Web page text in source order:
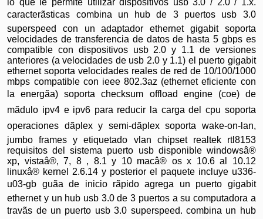
lo que le permite utilizar dispositivos usb 3.0 / 2.0 / 1.x.
caracterãsticas combina un hub de 3 puertos usb 3.0
superspeed con un adaptador ethernet gigabit soporta
velocidades de transferencia de datos de hasta 5 gbps es
compatible con dispositivos usb 2.0 y 1.1 de versiones
anteriores (a velocidades de usb 2.0 y 1.1) el puerto gigabit
ethernet soporta velocidades reales de red de 10/100/1000
mbps compatible con ieee 802.3az (ethernet eficiente con
la energãa) soporta checksum offload engine (coe) de
mãdulo ipv4 e ipv6 para reducir la carga del cpu soporta
operaciones dãplex y semi-dãplex soporta wake-on-lan,
jumbo frames y etiquetado vlan chipset realtek rtl8153
requisitos del sistema puerto usb disponible windowsâ®
xp, vistaâ®, 7, 8 , 8.1 y 10 macâ® os x 10.6 al 10.12
linuxâ® kernel 2.6.14 y posterior el paquete incluye u336-
u03-gb guãa de inicio rãpido agrega un puerto gigabit
ethernet y un hub usb 3.0 de 3 puertos a su computadora a
travãs de un puerto usb 3.0 superspeed. combina un hub